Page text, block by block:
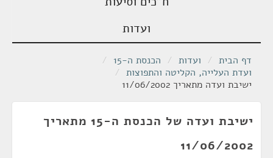
ועדות
דף הבית / ועדות / הכנסת ה-15
/
ועדת העלייה, הקליטה והתפוצות /
ישיבת ועדה מתאריך 11/06/2002
ישיבת ועדה של הכנסת ה-15 מתאריך
11/06/2002